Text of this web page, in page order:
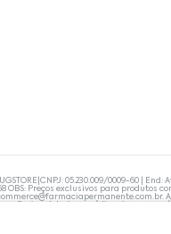
05.230.009/0009-60 | End:
OBS: Preços exclusivos para produtos
.
da área médica. Apenas o
deve ser consultado. A Farmácia
A privacidade e a segurança
em nosso estoque.